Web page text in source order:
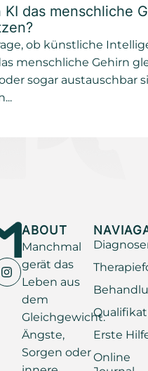
KI das menschliche
ob künstliche
menschliche Gehirn
sogar austauschbar
ABOUT
Manchmal
gerät das
Leben aus
dem
Gleichgewicht.
Ängste,
Sorgen oder
Erste
Online